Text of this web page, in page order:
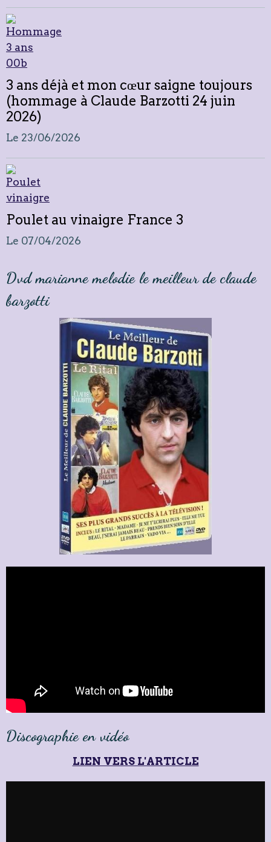
3 ans déjà et mon cœur saigne toujours
(hommage à Claude Barzotti 24 juin
2026)
Le 23/06/2026
Poulet au vinaigre France 3
Le 07/04/2026
Dvd marianne melodie le meilleur de claude
barzotti
Discographie en vidéo
LIEN VERS L'ARTICLE